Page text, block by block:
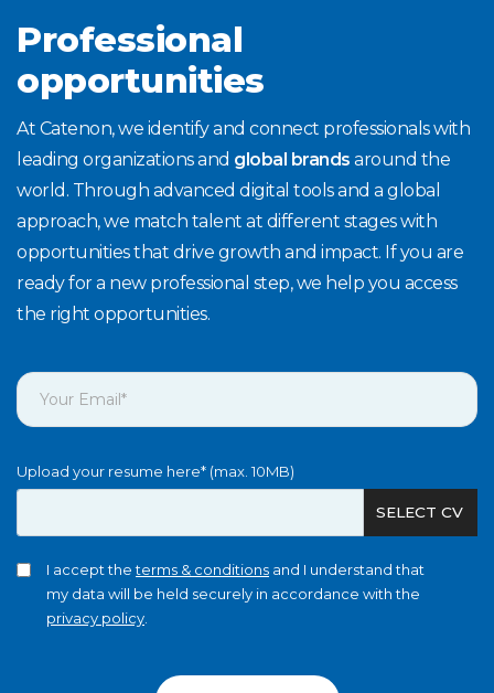
Professional
opportunities
At Catenon, we identify and connect professionals with
leading organizations and global brands around the
world. Through advanced digital tools and a global
approach, we match talent at different stages with
opportunities that drive growth and impact. If you are
ready for a new professional step, we help you access
the right opportunities.
Upload your resume here* (max. 10MB)
SELECT CV
I accept theterms & conditions and I understand that
my data will be held securely in accordance with the
privacy policy